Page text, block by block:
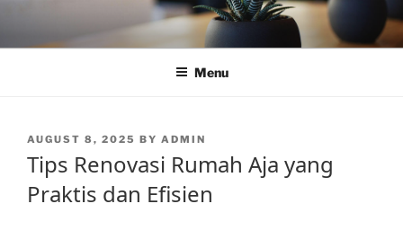
content
Menu
POSTED
ON
AUGUST 8, 2025 BY ADMIN
Tips Renovasi Rumah Aja yang
Praktis dan Efisien